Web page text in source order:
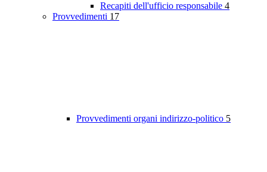
Recapiti dell'ufficio responsabile 4
Provvedimenti 17
Provvedimenti organi indirizzo-politico 5